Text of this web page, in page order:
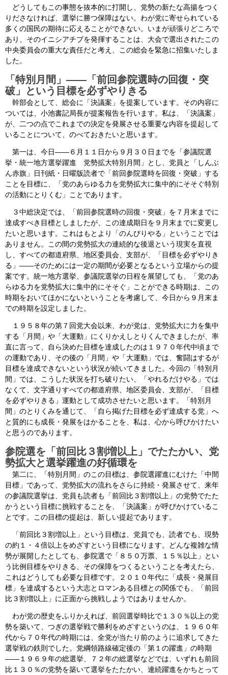
どうしてもこの事態を抜本的に打開し、党勢の新たな高揚をつく
りださなければ、選挙に勝つ保障はない。わが党に寄せられている
多くの国民の期待に応えることができない。いまが頑張りどころで
あり、そのイニシアチブを発揮することは、大会で選出されたこの
中央委員会の重大な責任だと考え、この総会を緊急に招集いたしま
した。
「特別月間」――「前回参院選時の回復・突
破」という目標を必ずやりきる
幹部会として、総会に「決議案」を提案しています。その内容に
ついては、小池書記局長が提案報告を行います。私は、「決議案」
が、二つの点でこれまでの決定を発展させる重要な内容を提起して
いることについて、のべておきたいと思います。
第一は、今日――６月１１日から９月３０日までを「参議院選
挙・統一地方選挙躍進 党勢拡大特別月間」とし、党員と「しんぶ
ん赤旗」日刊紙・日曜版読者で「前回参院選時を回復・突破」する
ことを目標に、「党のあらゆる力を党勢拡大に集中的にそそぐ特別
の活動にとりくむ」ことであります。
３中総決定では、「前回参院選時の回復・突破」を７月末までに
達成すべき目標としましたが、この達成期日を９月末までに変更し
たいと思います。これはもとより「のんびりやる」ということでは
ありません。この間の党勢拡大の連続的な後退という現実を直視
し、すべての都道府県、地区委員会、支部が、「目標を必ずやりき
る」――そのためには一定の期間が必要となるという立場からの提
案です。統一地方選挙、参議院選挙の日程を展望しても、「党のあ
らゆる力を党勢拡大に集中的にそそぐ」ことができる時期は、この
時期をおいてほかにないということを考慮して、今日から９月末ま
での時期を設定しました。
１９５８年の第７回党大会以来、わが党は、党勢拡大に力を集中
する「月間」や「大運動」にくりかえしとりくんできましたが、率
直に言って、自ら決めた目標を達成したのは１９７０年代中頃まで
の運動であり、その後の「月間」や「大運動」では、奮闘はするが
目標を達成できないという状況が続いてきました。今回の「特別月
間」では、こうした状況を打ち破りたい、「やれるだけやる」では
なくて、文字通りすべての都道府県、地区委員会、支部が、「目標
を必ずやりきる」運動として成功させたいと思います。「特別月
間」のとりくみを通じて、「自ら掲げた目標を必ず達成する党」へ
と質的にも成長・発展をはかることを、私は、心から呼びかけたい
と思うのであります。
参院選を「前回比３割増以上」でたたかい、党
勢拡大と選挙躍進の好循環を
第二に、「特別月間」のこの目標は、参院選躍進にむけた「中間
目標」であって、党勢拡大の流れをさらに持続・発展させて、来年
の参議院選挙は、党員も読者も「前回比３割増以上」の党勢でたた
かうという目標に挑戦することを、「決議案」が呼びかけているこ
とです。この目標の提起は、新しい提起であります。
「前回比３割増以上」という目標は、党員でも、読者でも、現勢
の約１・４倍以上をめざすという目標になります。どんな複雑な情
勢が展開したとしても、参院選で「８５０万票、１５％以上」とい
う比例目標をやりきる、その保障をつくるということを考えたら、
これはどうしても必要な目標です。２０１０年代に「成長・発展目
標」を達成するという大志とロマンある目標との関係でも、「前回
比３割増以上」に正面から挑戦しようではありませんか。
わが党の歴史をふりかえれば、前回選挙時比で１３０％以上の党
勢を築いて、つぎの選挙戦で勝利をめざすというのは、１９６０年
代から７０年代の時期には、全党が当たり前のように追求してきた
選挙戦の鉄則でした。党綱領路線確定後の「第１の躍進」の時期
――１９６９年の総選挙、７２年の総選挙などでは、いずれも前回
比１３０％の党勢を築いて選挙をたたかい、連続躍進をかちとって